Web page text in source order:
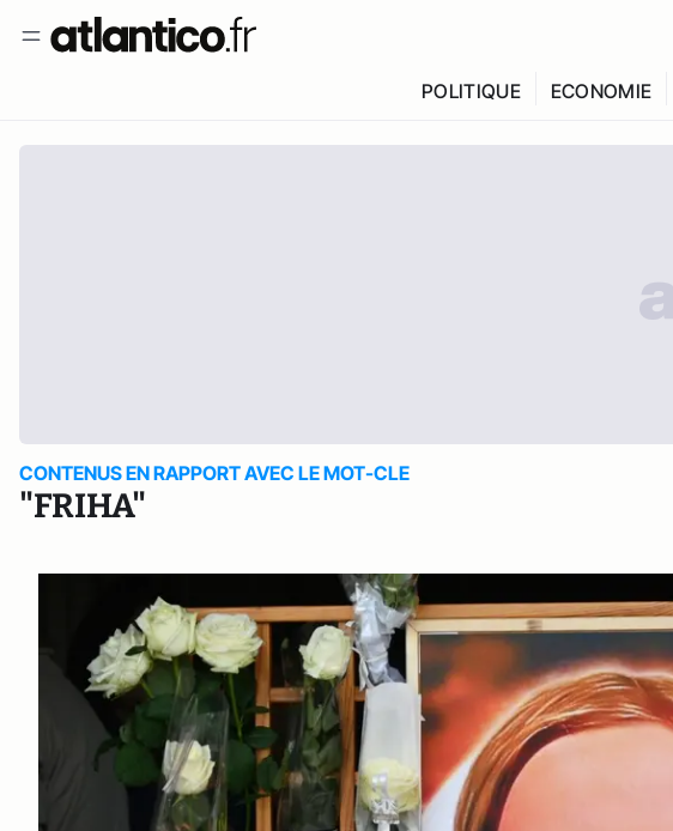
POLITIQUE ECONOMIE
CONTENUS EN RAPPORT AVEC LE MOT-CLE
"FRIHA"